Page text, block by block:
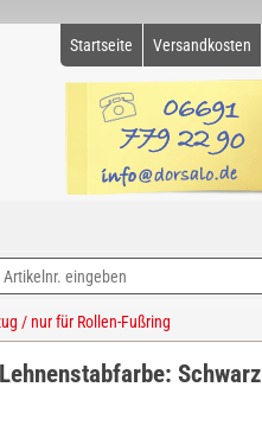
Startseite Versandkosten
/ nur für Rollen-Fußring
Schwarz